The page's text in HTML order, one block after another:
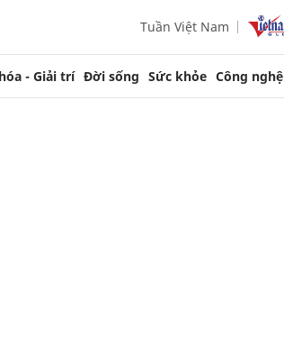
Tuần Việt Nam
- Giải trí Đời sống Sức khỏe Công nghệ